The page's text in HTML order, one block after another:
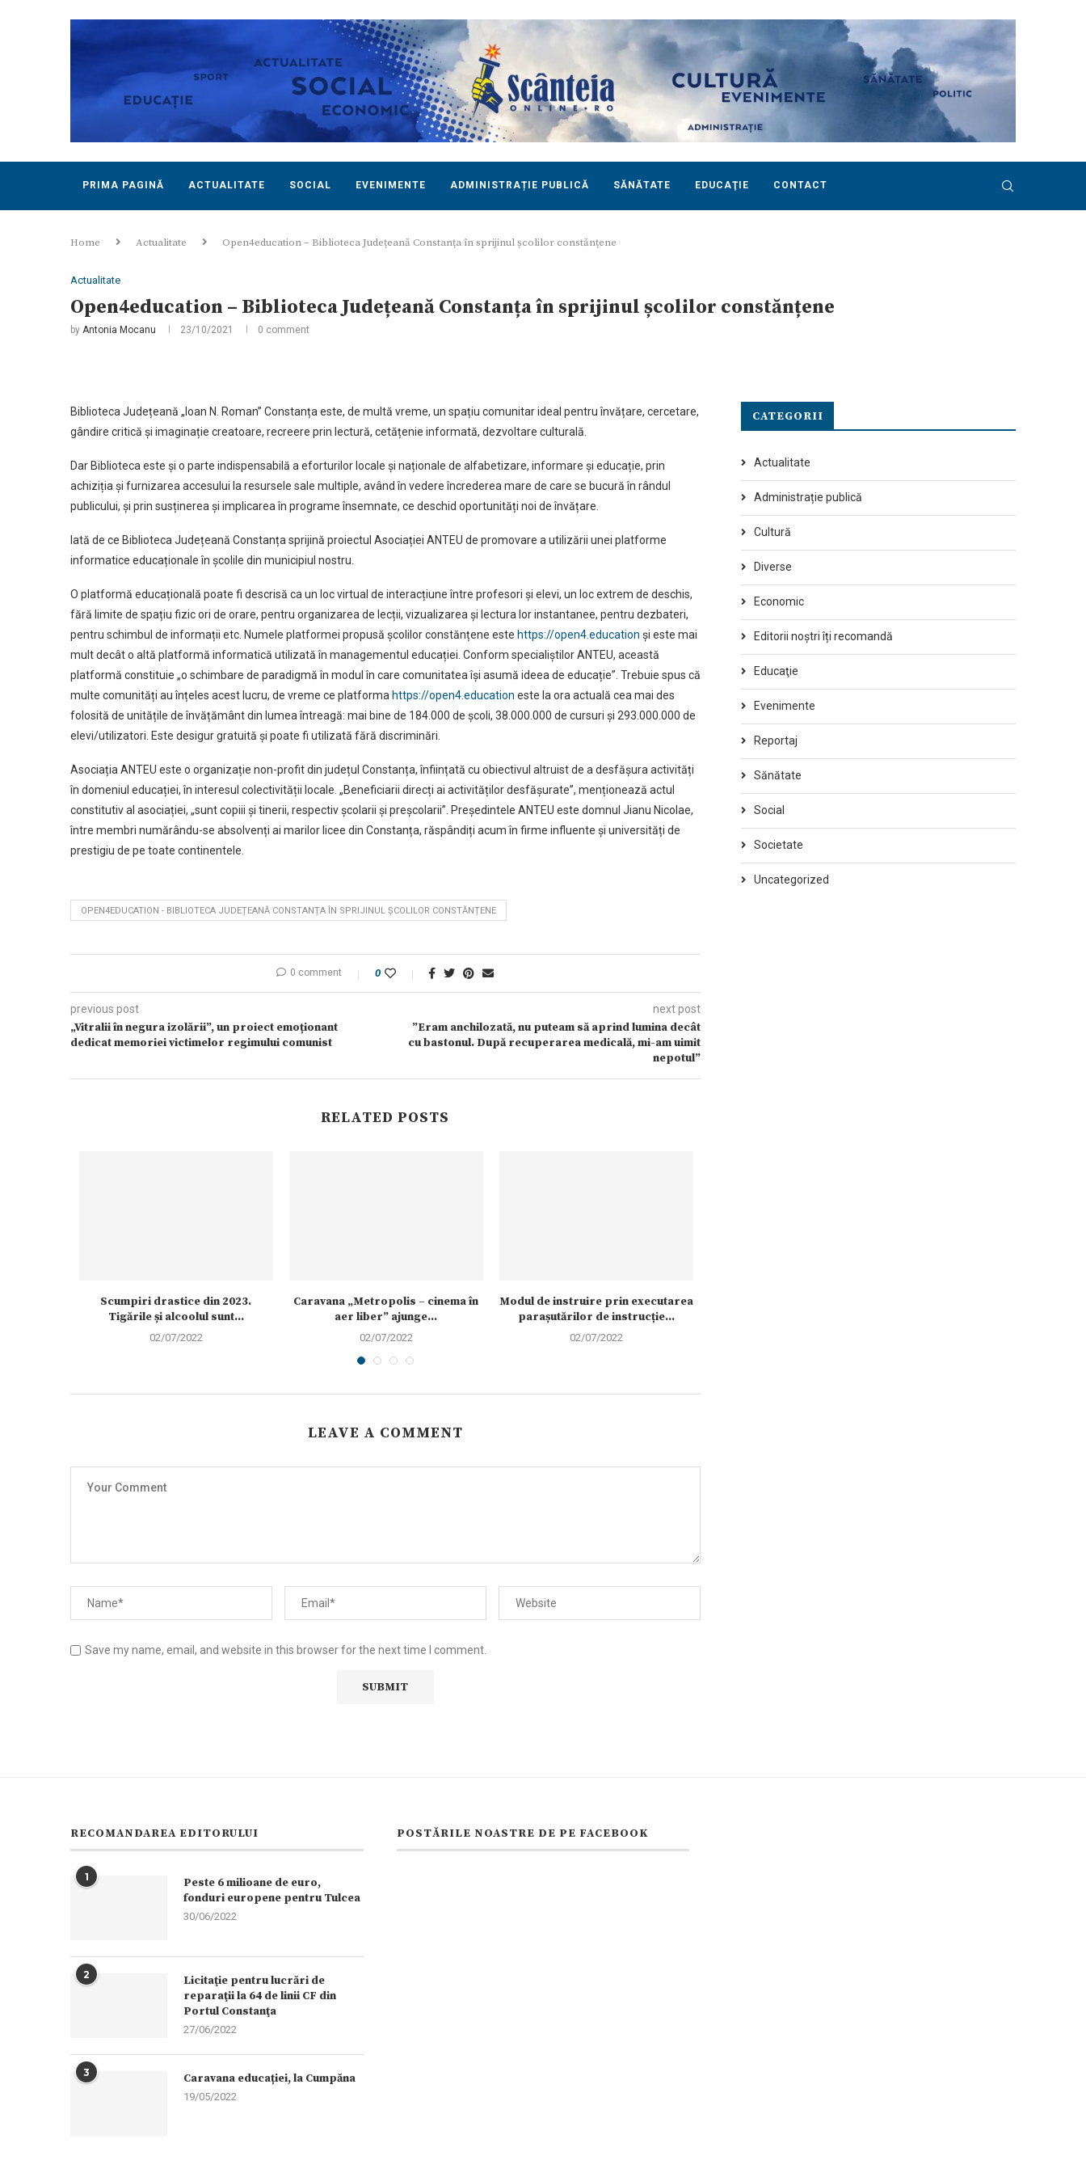
PRIMA PAGINĂ ACTUALITATE SOCIAL EVENIMENTE ADMINISTRAȚIE PUBLICĂ SĂNĂTATE EDUCAŢIE CONTACT
Home Actualitate Open4education – Biblioteca Județeană Constanța în sprijinul școlilor constănțene
Actualitate
Open4education – Biblioteca Județeană Constanța în sprijinul școlilor constănțene
by Antonia Mocanu 23/10/2021 0 comment
Biblioteca Județeană „Ioan N. Roman” Constanța este, de multă vreme, un spațiu comunitar ideal pentru învățare, cercetare,
gândire critică și imaginație creatoare, recreere prin lectură, cetățenie informată, dezvoltare culturală.
Dar Biblioteca este și o parte indispensabilă a eforturilor locale și naționale de alfabetizare, informare și educație, prin
achiziția și furnizarea accesului la resursele sale multiple, având în vedere încrederea mare de care se bucură în rândul
publicului, și prin susținerea și implicarea în programe însemnate, ce deschid oportunități noi de învățare.
Iată de ce Biblioteca Județeană Constanța sprijină proiectul Asociației ANTEU de promovare a utilizării unei platforme
informatice educaționale în școlile din municipiul nostru.
O platformă educațională poate fi descrisă ca un loc virtual de interacțiune între profesori și elevi, un loc extrem de deschis,
fără limite de spațiu fizic ori de orare, pentru organizarea de lecții, vizualizarea și lectura lor instantanee, pentru dezbateri,
pentru schimbul de informații etc. Numele platformei propusă școlilor constănțene este https://open4.education și este mai
mult decât o altă platformă informatică utilizată în managementul educației. Conform specialiștilor ANTEU, această
platformă constituie „o schimbare de paradigmă în modul în care comunitatea își asumă ideea de educație”. Trebuie spus că
multe comunități au înțeles acest lucru, de vreme ce platforma https://open4.education este la ora actuală cea mai des
folosită de unitățile de învățământ din lumea întreagă: mai bine de 184.000 de școli, 38.000.000 de cursuri și 293.000.000 de
elevi/utilizatori. Este desigur gratuită și poate fi utilizată fără discriminări.
Asociația ANTEU este o organizație non-profit din județul Constanța, înființată cu obiectivul altruist de a desfășura activități
în domeniul educației, în interesul colectivității locale. „Beneficiarii direcți ai activităților desfășurate”, menționează actul
constitutiv al asociației, „sunt copiii și tinerii, respectiv școlarii și preșcolarii”. Președintele ANTEU este domnul Jianu Nicolae,
între membri numărându-se absolvenți ai marilor licee din Constanța, răspândiți acum în firme influente și universități de
prestigiu de pe toate continentele.
OPEN4EDUCATION - BIBLIOTECA JUDEȚEANĂ CONSTANȚA ÎN SPRIJINUL ȘCOLILOR CONSTĂNȚENE
0 comment 0
previous post
„Vitralii în negura izolării”, un proiect emoționant
dedicat memoriei victimelor regimului comunist
next post
”Eram anchilozată, nu puteam să aprind lumina decât
cu bastonul. După recuperarea medicală, mi-am uimit
nepotul”
RELATED POSTS
Scumpiri drastice din 2023.
Tigările și alcoolul sunt...
02/07/2022
Caravana „Metropolis – cinema în
aer liber” ajunge...
02/07/2022
Modul de instruire prin executarea
parașutărilor de instrucție...
02/07/2022
LEAVE A COMMENT
Save my name, email, and website in this browser for the next time I comment.
CATEGORII
Actualitate
Administrație publică
Cultură
Diverse
Economic
Editorii noștri îți recomandă
Educaţie
Evenimente
Reportaj
Sănătate
Social
Societate
Uncategorized
RECOMANDAREA EDITORULUI
1
Peste 6 milioane de euro,
fonduri europene pentru Tulcea
30/06/2022
2
Licitaţie pentru lucrări de
reparaţii la 64 de linii CF din
Portul Constanţa
27/06/2022
3 Caravana educației, la Cumpăna
19/05/2022
POSTĂRILE NOASTRE DE PE FACEBOOK